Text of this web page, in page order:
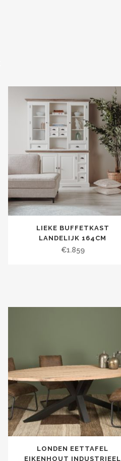
LIEKE BUFFETKAST
LANDELIJK 164CM
€1.859
LONDEN EETTAFEL
EIKENHOUT INDUSTRIEEL